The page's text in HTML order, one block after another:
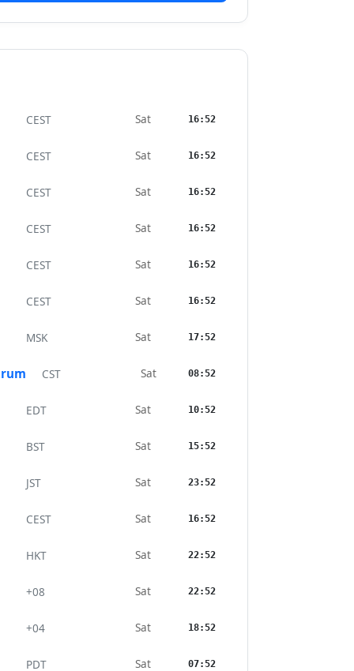
CEST Sat 16:52
CEST Sat 16:52
CEST Sat 16:52
CEST Sat 16:52
CEST Sat 16:52
CEST Sat 16:52
MSK Sat 17:52
CST Sat 08:52
EDT Sat 10:52
BST Sat 15:52
JST Sat 23:52
CEST Sat 16:52
HKT Sat 22:52
+08 Sat 22:52
+04 Sat 18:52
PDT Sat 07:52